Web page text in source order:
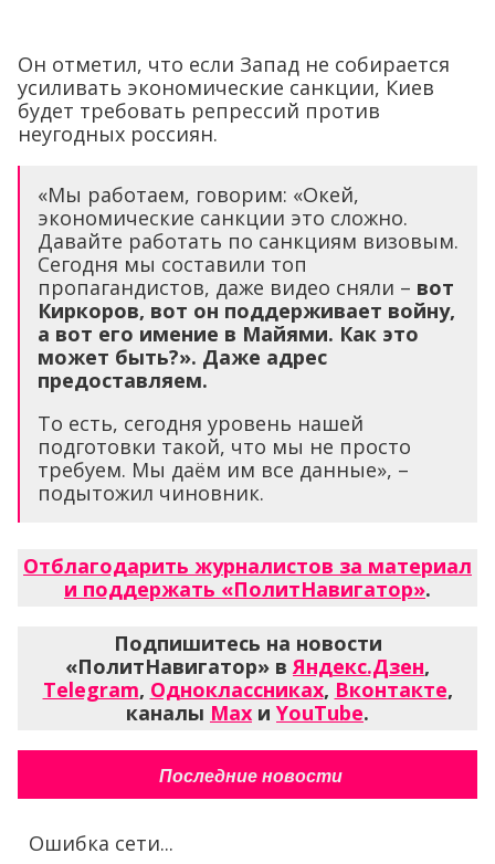
Он отметил, что если Запад не собирается
усиливать экономические санкции, Киев
будет требовать репрессий против
неугодных россиян.
«Мы работаем, говорим: «Окей,
экономические санкции это сложно.
Давайте работать по санкциям визовым.
Сегодня мы составили топ
пропагандистов, даже видео сняли – вот
Киркоров, вот он поддерживает войну,
а вот его имение в Майями. Как это
может быть?». Даже адрес
предоставляем.
То есть, сегодня уровень нашей
подготовки такой, что мы не просто
требуем. Мы даём им все данные», –
подытожил чиновник.
Отблагодарить журналистов за материал
и поддержать «ПолитНавигатор».
Подпишитесь на новости
«ПолитНавигатор» вЯндекс.Дзен,
Telegram, Одноклассниках, Вконтакте,
каналы Max и YouTube.
Последние новости
Ошибка сети...